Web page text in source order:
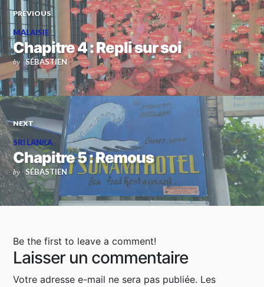
PREVIOUS
MALAISIE
Chapitre 4 : Repli sur soi
by SÉBASTIEN
NEXT
SRI LANKA
Chapitre 5 : Remous
by SÉBASTIEN
Be the first to leave a comment!
Laisser un commentaire
Votre adresse e-mail ne sera pas publiée. Les